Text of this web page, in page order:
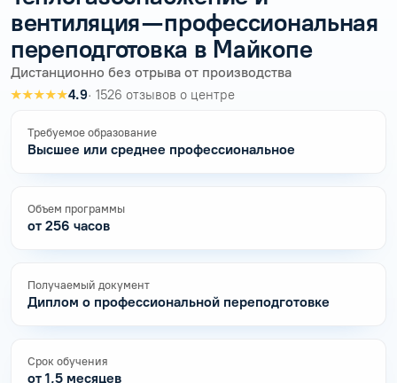
вентиляция — профессиональная
переподготовка в Майкопе
Дистанционно без отрыва от производства
★★★★★4.9· 1526 отзывов о центре
Требуемое образование
Высшее или среднее профессиональное
Объем программы
от 256 часов
Получаемый документ
Диплом о профессиональной переподготовке
Срок обучения
от 1,5 месяцев